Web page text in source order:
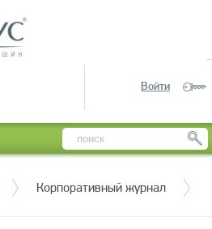
Войти
Корпоративный журнал